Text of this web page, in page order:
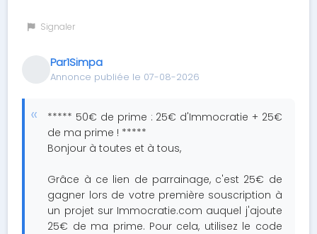
Signaler
Par1Simpa
Annonce publiée le 07-08-2026
***** 50€ de prime : 25€ d'Immocratie + 25€
de ma prime ! *****
Bonjour à toutes et à tous,
Grâce à ce lien de parrainage, c'est 25€ de
gagner lors de votre première souscription à
un projet sur Immocratie.com auquel j'ajoute
25€ de ma prime. Pour cela, utilisez le code